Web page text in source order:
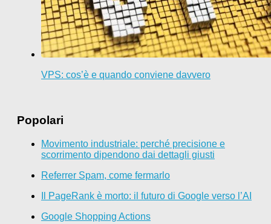
VPS: cos’è e quando conviene davvero
Popolari
Movimento industriale: perché precisione e
scorrimento dipendono dai dettagli giusti
Referrer Spam, come fermarlo
Il PageRank è morto: il futuro di Google verso l’AI
Google Shopping Actions